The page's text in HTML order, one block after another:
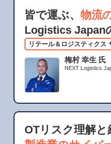
皆で運ぶ、物流
Logistics Japan
リテール＆ロジスティクス
梅村 幸生 氏
NEXT Logistics
OTリスク理解と